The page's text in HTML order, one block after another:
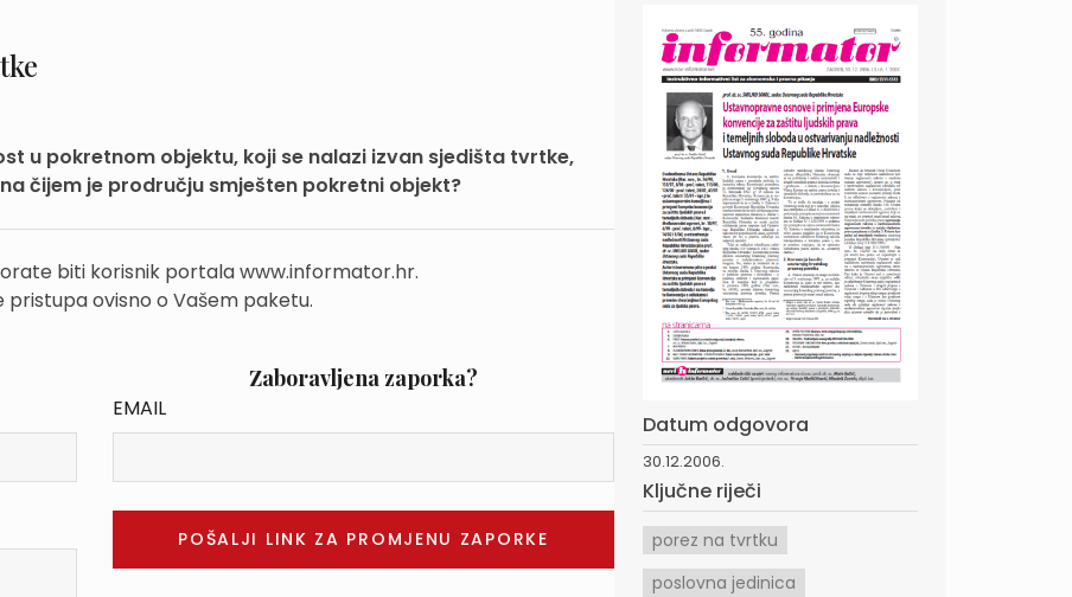
u pokretnom objektu, koji se nalazi izvan sjedišta tvrtke,
čijem je prodručju smješten pokretni objekt?
biti korisnik portala www.informator.hr.
pristupa ovisno o Vašem paketu.
Zaboravljena zaporka?
EMAIL
Datum odgovora
30.12.2006.
Ključne riječi
porez na tvrtku
poslovna jedinica